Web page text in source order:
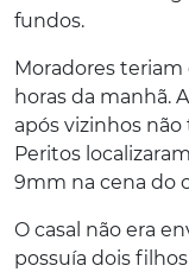
fundos.
Moradores
horas da manhã.
após vizinhos
Peritos
9mm na cena do
O casal não era
possuía dois